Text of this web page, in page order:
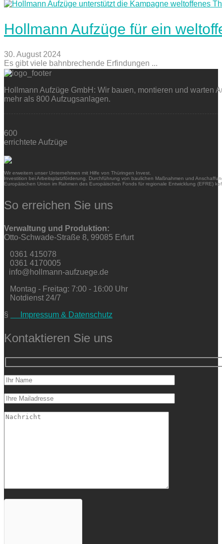
Hollmann Aufzüge für ein
30. August 2024
Es gibt viele bahnbrechende Erfindungen ...
Hollmann Aufzüge GmbH: Wir bauen, montieren und warten
mehr als 800 Aufzugsanlagen.
600
errichtete Aufzüge
Wir erweitern unser Unternehmen mit Hilfe von Thüringen Invest.
Investition bei Arbeitsplatzförderung. Durchführung von baulichen Maßnahmen und
Europäischen Union im Rahmen des Europäischen Fonds für regionale Entwicklung (EFRE)
So erreichen Sie uns
Verwaltung und Produktion:
Otto-Schwade-Straße 8, 99085 Erfurt
0361 415078
0361 4170005
info@hollmann-aufzuege.de
Montag - Freitag: 7:00 - 16:00 Uhr
Notdienst 24/7
§
Impressum & Datenschutz
Kontaktieren Sie uns